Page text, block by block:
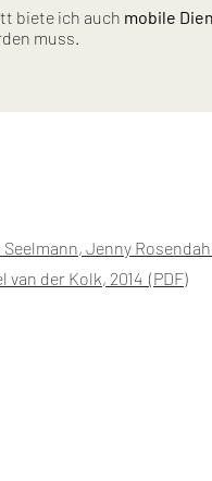
biete ich auch mobile
muss.
Seelmann, Jenny
der Kolk, 2014 (PDF)